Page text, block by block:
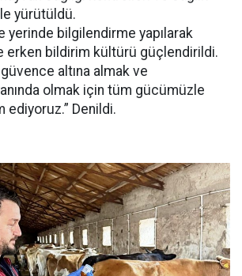
yürütüldü.
bilgilendirme yapılarak
erken bildirim kültürü güçlendirildi.
güvence altına almak ve
olmak için tüm gücümüzle
ediyoruz.” Denildi.